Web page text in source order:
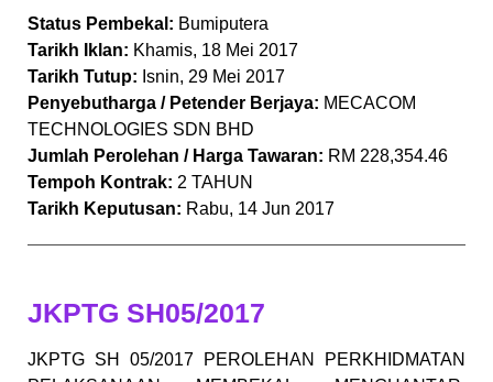
Status Pembekal: Bumiputera
Tarikh Iklan: Khamis, 18 Mei 2017
Tarikh Tutup: Isnin, 29 Mei 2017
Penyebutharga / Petender Berjaya: MECACOM
TECHNOLOGIES SDN BHD
Jumlah Perolehan / Harga Tawaran: RM 228,354.46
Tempoh Kontrak: 2 TAHUN
Tarikh Keputusan: Rabu, 14 Jun 2017
JKPTG SH05/2017
JKPTG SH 05/2017 PEROLEHAN PERKHIDMATAN